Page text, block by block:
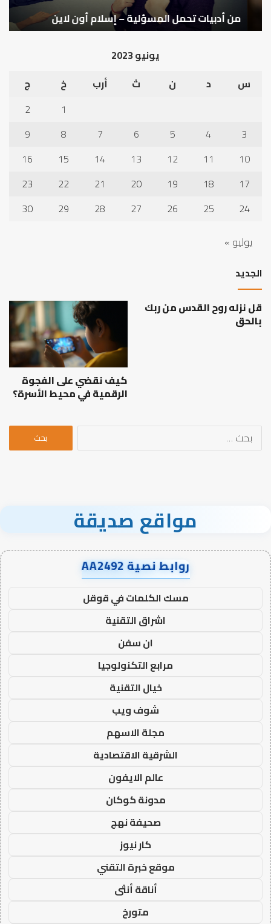
من أدبيات تحمل المسؤلية – إسلام أون لاين
يونيو 2023
س
د ن ث أرب خ
ج
1
2
3
4
5
6
7
8
9
10
11
12
13
14
15
16
17
18
19
20
21
22
23
24
25
26
27
28
29
30
يوليو »
الجديد
قل نزله روح القدس من ربك
بالحق
كيف نقضي على الفجوة
الرقمية في محيط الأسرة؟
البحث
مواقع صديقة
روابط نصية AA2492
مسك الكلمات في قوقل
اشراق التقنية
ان سفن
مرابع التكنولوجيا
خيال التقنية
شوف ويب
مجلة الاسهم
الشرقية الاقتصادية
عالم الايفون
مدونة كوكان
صحيفة نهج
كار نيوز
موقع خبرة التقني
أناقة أنثى
متورخ